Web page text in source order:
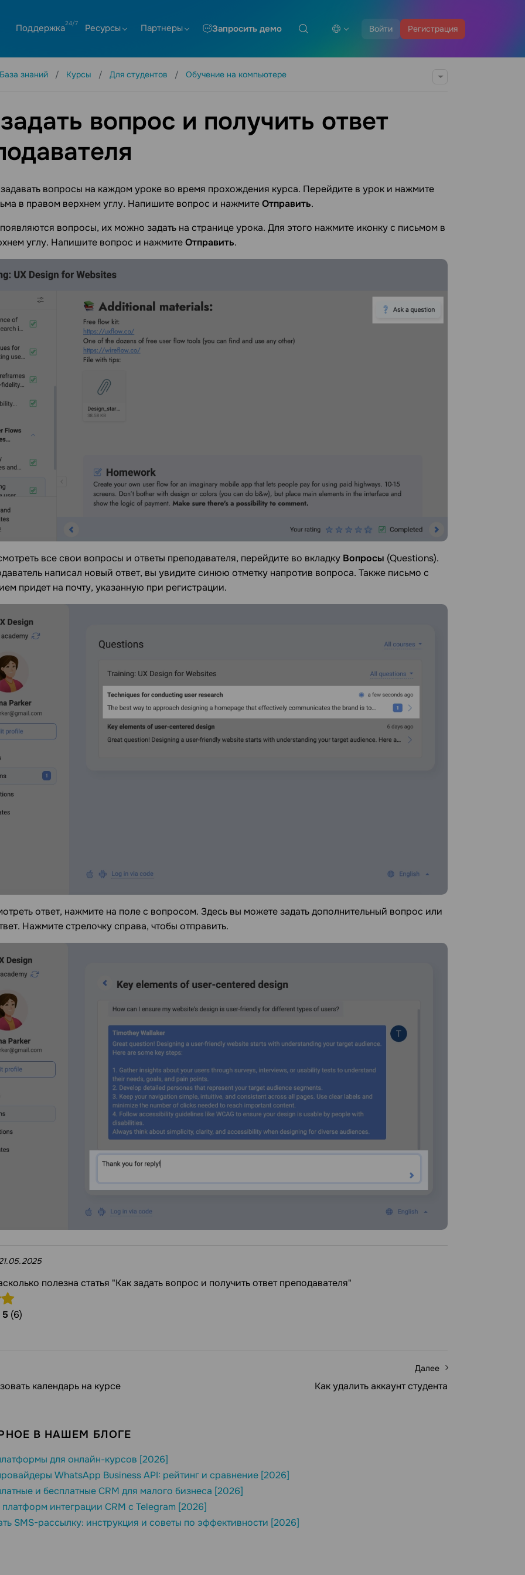
Войти Регистрация
Поддержка Ресурсы Партнеры Запросить демо
База знаний Курсы Для студентов Обучение на компьютере
вопрос и получить ответ
вопросы на каждом уроке во время прохождения курса. Перейдите в урок и нажмите
в правом верхнем углу. Напишите вопрос и нажмитеОтправить.
вопросы, их можно задать на странице урока. Для этого нажмите иконку с письмом в
углу. Напишите вопрос и нажмитеОтправить.
все свои вопросы и ответы преподавателя, перейдите во вкладку Вопросы (Questions).
написал новый ответ, вы увидите синюю отметку напротив вопроса. Также письмо с
придет на почту, указанную при регистрации.
ответ, нажмите на поле с вопросом. Здесь вы можете задать дополнительный вопрос или
Нажмите стрелочку справа, чтобы отправить.
полезна статья "Как задать вопрос и получить ответ преподавателя"
5 (6)
календарь на курсе
Далее
Как удалить аккаунт студента
В НАШЕМ БЛОГЕ
для онлайн-курсов [2026]
WhatsApp Business API: рейтинг и сравнение [2026]
и бесплатные CRM для малого бизнеса [2026]
интеграции CRM с Telegram [2026]
SMS-рассылку: инструкция и советы по эффективности [2026]